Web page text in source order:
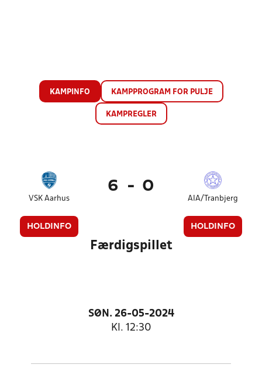
KAMPINFO KAMPPROGRAM FOR PULJE
KAMPREGLER
VSK Aarhus
HOLDINFO
6 - 0
AIA/Tranbjerg
HOLDINFO
Færdigspillet
SØN. 26-05-2024
Kl. 12:30